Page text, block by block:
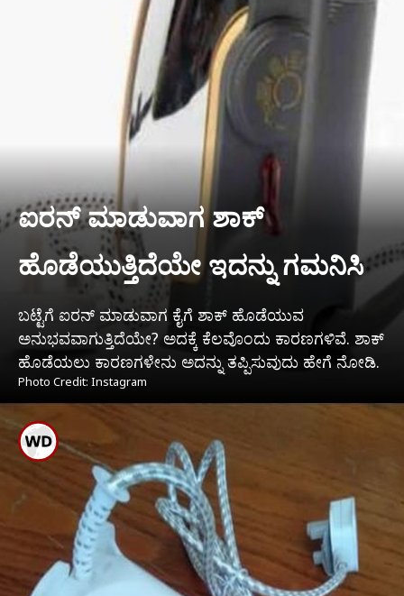
ಐರನ್ ಮಾಡುವಾಗ ಶಾಕ್
ಹೊಡೆಯುತ್ತಿದೆಯೇ ಇದನ್ನು ಗಮನಿಸಿ
ಬಟ್ಟೆಗೆ ಐರನ್ ಮಾಡುವಾಗ ಕೈಗೆ ಶಾಕ್ ಹೊಡೆಯುವ
ಅನುಭವವಾಗುತ್ತಿದೆಯೇ? ಅದಕ್ಕೆ ಕೆಲವೊಂದು ಕಾರಣಗಳಿವೆ. ಶಾಕ್
ಹೊಡೆಯಲು ಕಾರಣಗಳೇನು ಅದನ್ನು ತಪ್ಪಿಸುವುದು ಹೇಗೆ ನೋಡಿ.
Photo Credit: Instagram